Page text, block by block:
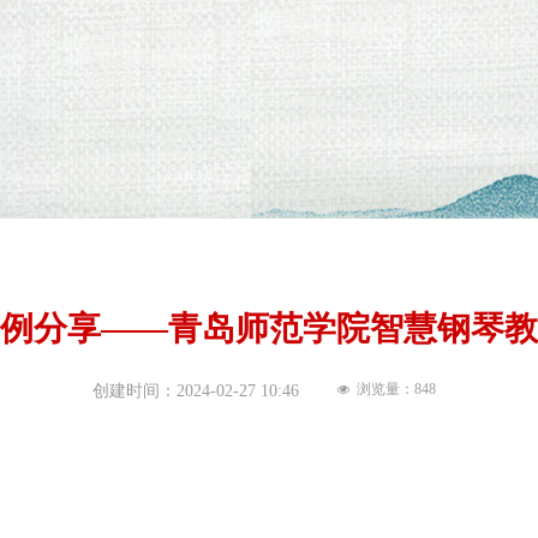
分享——青岛师范学院智慧钢琴
创建时间： 2024-02-27 10:46 넶 浏览量： 848